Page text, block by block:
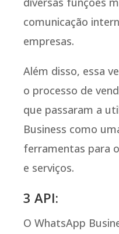
comunicação
empresas.
Além disso, essa
o processo de
que passaram a
Business como
ferramentas para
e serviços.
3 API:
O WhatsApp